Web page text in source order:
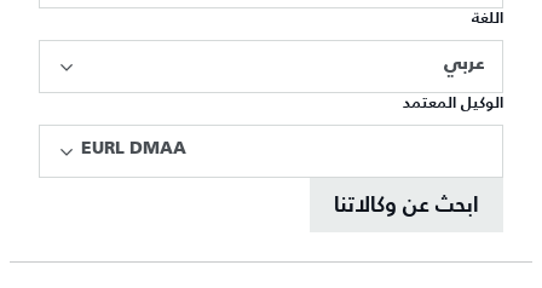
اللغة
عربي
الوكيل المعتمد
EURL DMAA
ابحث عن وكالاتنا